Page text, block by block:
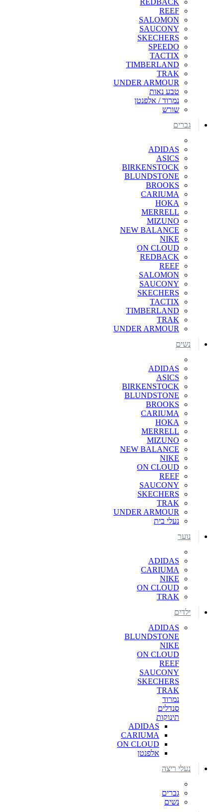
REEF
SALOMON
SAUCONY
SKECHERS
SPEEDO
TACTIX
TIMBERLAND
TRAK
UNDER ARMOUR
טבע נאות
נמרוד / אלפנטן
שורש
גברים
ADIDAS
ASICS
BIRKENSTOCK
BLUNDSTONE
BROOKS
CARIUMA
HOKA
MERRELL
MIZUNO
NEW BALANCE
NIKE
ON CLOUD
REDBACK
REEF
SALOMON
SAUCONY
SKECHERS
TACTIX
TIMBERLAND
TRAK
UNDER ARMOUR
נשים
ADIDAS
ASICS
BIRKENSTOCK
BLUNDSTONE
BROOKS
CARIUMA
HOKA
MERRELL
MIZUNO
NEW BALANCE
NIKE
ON CLOUD
REEF
SAUCONY
SKECHERS
TRAK
UNDER ARMOUR
נעלי בית
נוער
ADIDAS
CARIUMA
NIKE
ON CLOUD
TRAK
ילדים
ADIDAS
BLUNDSTONE
NIKE
ON CLOUD
REEF
SAUCONY
SKECHERS
TRAK
נמרוד
סנדלים
תינוקות
ADIDAS
CARIUMA
ON CLOUD
אלפנטן
נעלי ריצה
גברים
נשים